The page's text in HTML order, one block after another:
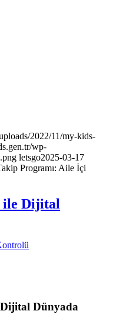
2022/11/my-kids-
wp-
letsgo2025-03-17
Programı: Aile İçi
ile Dijital
Dijital Dünyada